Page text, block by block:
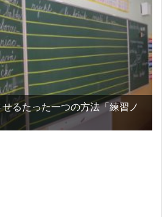
るたった一つの方法「練習ノ